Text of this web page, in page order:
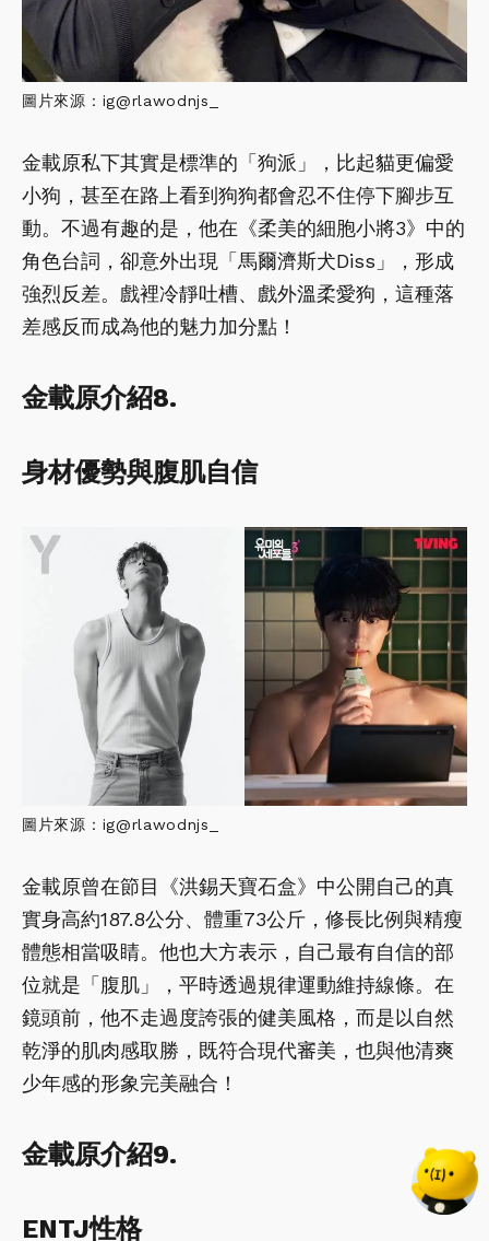
圖片來源：ig@rlawodnjs_
金載原私下其實是標準的「狗派」，比起貓更偏愛
小狗，甚至在路上看到狗狗都會忍不住停下腳步互
動。不過有趣的是，他在《柔美的細胞小將3》中的
角色台詞，卻意外出現「馬爾濟斯犬Diss」，形成
強烈反差。戲裡冷靜吐槽、戲外溫柔愛狗，這種落
差感反而成為他的魅力加分點！
金載原介紹8.
身材優勢與腹肌自信
圖片來源：ig@rlawodnjs_
金載原曾在節目《洪錫天寶石盒》中公開自己的真
實身高約187.8公分、體重73公斤，修長比例與精瘦
體態相當吸睛。他也大方表示，自己最有自信的部
位就是「腹肌」，平時透過規律運動維持線條。在
鏡頭前，他不走過度誇張的健美風格，而是以自然
乾淨的肌肉感取勝，既符合現代審美，也與他清爽
少年感的形象完美融合！
金載原介紹9.
ENTJ性格